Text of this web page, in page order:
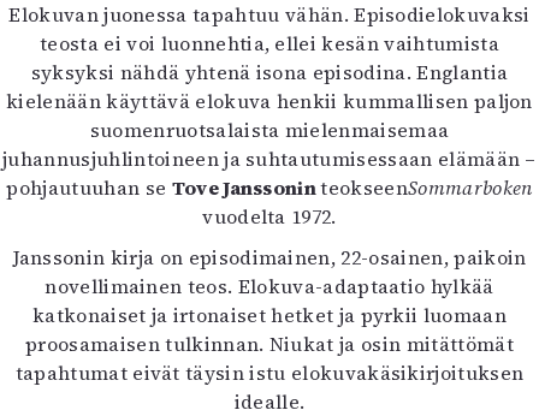
Elokuvan juonessa tapahtuu vähän. Episodielokuvaksi
teosta ei voi luonnehtia, ellei kesän vaihtumista
syksyksi nähdä yhtenä isona episodina. Englantia
kielenään käyttävä elokuva henkii kummallisen paljon
suomenruotsalaista mielenmaisemaa
juhannusjuhlintoineen ja suhtautumisessaan elämään –
pohjautuuhan se Tove JanssoninteokseenSommarboken
vuodelta 1972.
Janssonin kirja on episodimainen, 22-osainen, paikoin
novellimainen teos. Elokuva-adaptaatio hylkää
katkonaiset ja irtonaiset hetket ja pyrkii luomaan
proosamaisen tulkinnan. Niukat ja osin mitättömät
tapahtumat eivät täysin istu elokuvakäsikirjoituksen
idealle.